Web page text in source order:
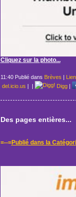
Cliquez sur la photo...
11:40 Publié dans Brèves |
del.icio.us | | Digg|
Des pages entières...
=--=Publié dans la